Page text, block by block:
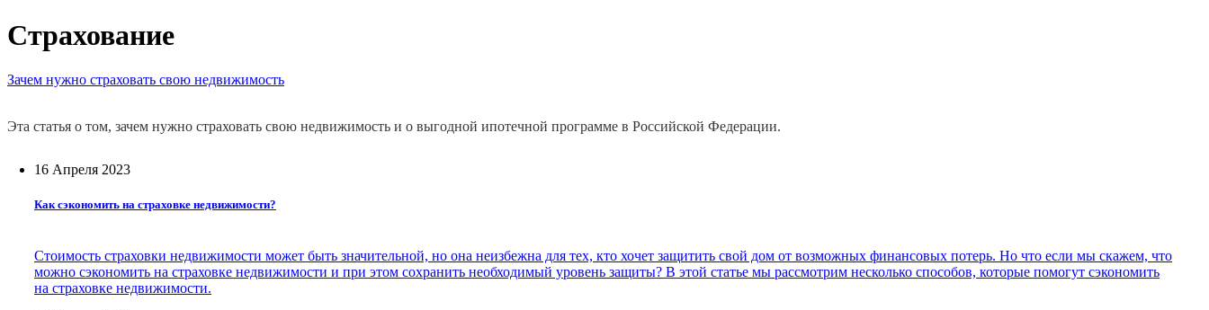
Страхование
Зачем нужно страховать свою недвижимость
Эта статья о том, зачем нужно страховать свою недвижимость и о выгодной ипотечной программе в Российской Федерации.
16 Апреля 2023
Как сэкономить на страховке недвижимости?
Стоимость страховки недвижимости может быть значительной, но она неизбежна для тех, кто хочет защитить свой дом от возможных финансовых потерь. Но что если мы скажем, что
можно сэкономить на страховке недвижимости и при этом сохранить необходимый уровень защиты? В этой статье мы рассмотрим несколько способов, которые помогут сэкономить
на страховке недвижимости.